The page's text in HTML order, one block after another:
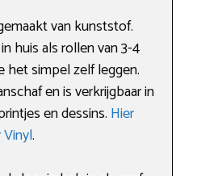
van kunststof.
huis als rollen van 3-4
het simpel zelf leggen.
en is verkrijgbaar in
en dessins. Hier
.